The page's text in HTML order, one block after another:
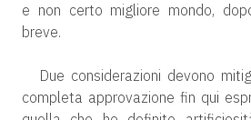
e non certo migliore mondo,
breve.
Due considerazioni devono
completa approvazione fin qui